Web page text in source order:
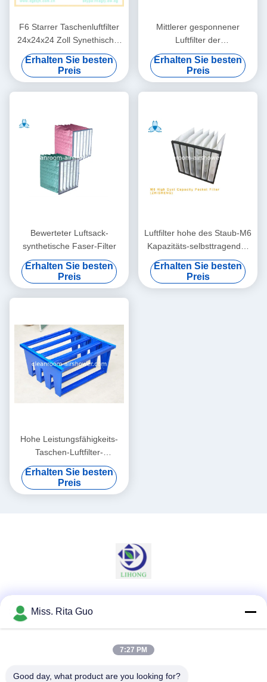
F6 Starrer Taschenluftfilter
24x24x24 Zoll Synethischer
Filber für Gasturbinen
Erhalten Sie besten
Preis
Mittlerer gesponnener
Luftfilter der
Leistungsfähigkeits-F7 nicht
mit 5 Taschen, 595*595*500
Erhalten Sie besten
Preis
Bewerteter Luftsack-
synthetische Faser-Filter
Erhalten Sie besten
Preis
Luftfilter hohe des Staub-M6
Kapazitäts-selbsttragender
der Taschen-HEPA für
Gasturbinen
Erhalten Sie besten
Preis
Hohe Leistungsfähigkeits-
Taschen-Luftfilter-
Plastikrahmen,
Aluminiumrahmen oder
galvanisiertes optionales
Erhalten Sie besten
Preis
Miss. Rita Guo
7:27 PM
Good day, what product are you looking for?